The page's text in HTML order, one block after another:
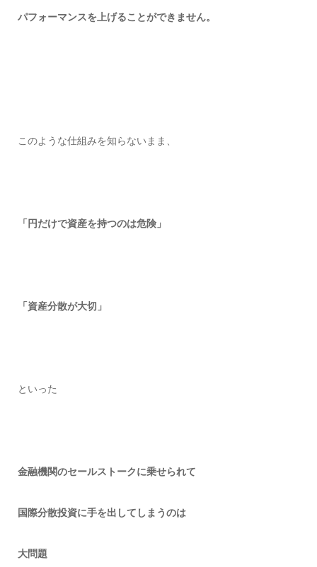
パフォーマンスを上げることができません。
このような仕組みを知らないまま、
「円だけで資産を持つのは危険」
「資産分散が大切」
といった
金融機関のセールストークに乗せられて
国際分散投資に手を出してしまうのは
大問題